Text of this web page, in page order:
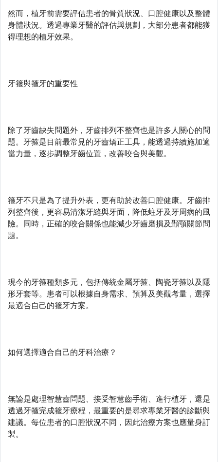
然而，植牙前需要評估患者的骨質狀況、口腔健康以及整體
身體狀況。透過專業牙醫的評估與規劃，大部分患者都能獲
得理想的植牙效果。
牙箍與箍牙的重要性
除了牙齒缺失問題外，牙齒排列不整齊也是許多人關心的問
題。牙箍是目前最常見的牙齒矯正工具，能透過持續施加適
當力量，逐步調整牙齒位置，改善咬合與美觀。
箍牙不只是為了提升外表，更有助於改善口腔健康。牙齒排
列整齊後，更容易清潔牙縫與牙面，降低蛀牙及牙周病的風
險。同時，正確的咬合關係也能減少牙齒磨損及顳顎關節問
題。
現今的牙箍種類多元，包括傳統金屬牙箍、陶瓷牙箍以及隱
形牙套等。患者可以根據自身需求、預算及美觀考量，選擇
最適合自己的箍牙方案。
如何選擇適合自己的牙科治療？
無論是處理智慧齒問題、接受智慧齒手術、進行植牙，還是
透過牙箍完成箍牙療程，最重要的是尋求專業牙醫的診斷與
建議。每位患者的口腔狀況不同，因此治療方案也應量身訂
製。